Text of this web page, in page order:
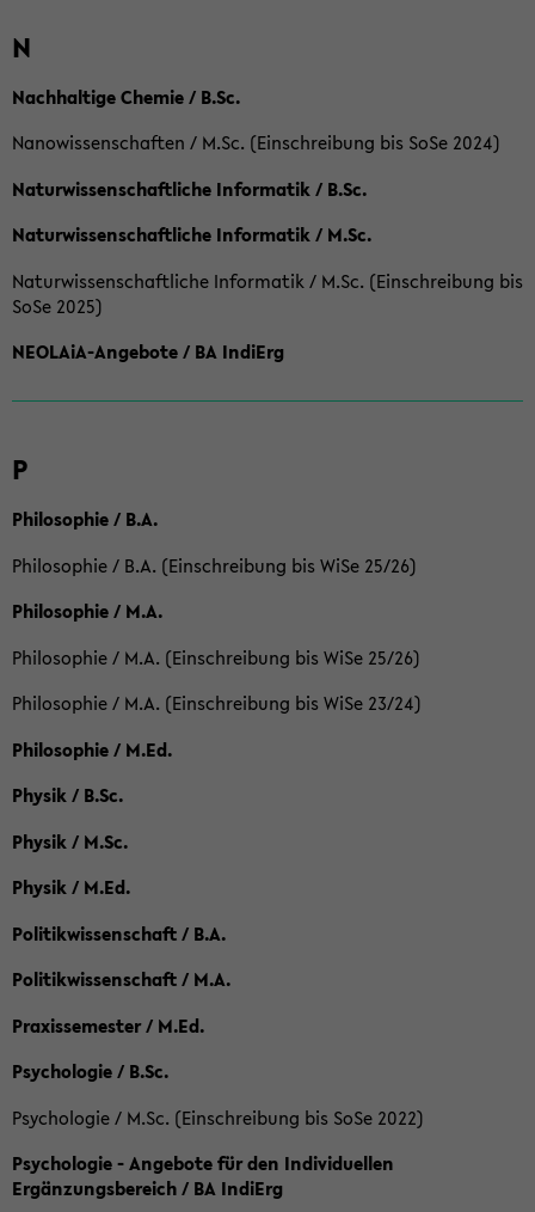
N
Nachhaltige Chemie / B.Sc.
Nanowissenschaften / M.Sc. (Einschreibung bis SoSe 2024)
Naturwissenschaftliche Informatik / B.Sc.
Naturwissenschaftliche Informatik / M.Sc.
Naturwissenschaftliche Informatik / M.Sc. (Einschreibung bis
SoSe 2025)
NEOLAiA-Angebote / BA IndiErg
P
Philosophie / B.A.
Philosophie / B.A. (Einschreibung bis WiSe 25/26)
Philosophie / M.A.
Philosophie / M.A. (Einschreibung bis WiSe 25/26)
Philosophie / M.A. (Einschreibung bis WiSe 23/24)
Philosophie / M.Ed.
Physik / B.Sc.
Physik / M.Sc.
Physik / M.Ed.
Politikwissenschaft / B.A.
Politikwissenschaft / M.A.
Praxissemester / M.Ed.
Psychologie / B.Sc.
Psychologie / M.Sc. (Einschreibung bis SoSe 2022)
Psychologie - Angebote für den Individuellen
Ergänzungsbereich / BA IndiErg